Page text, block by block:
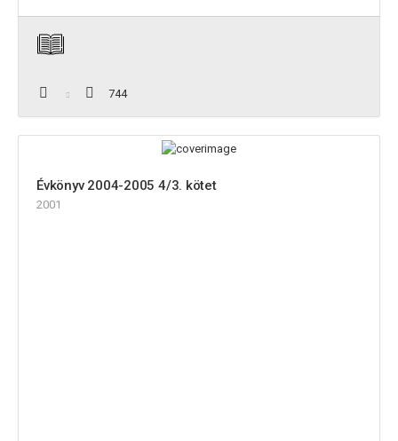
744
Évkönyv 2004-2005 4/3. kötet
2001